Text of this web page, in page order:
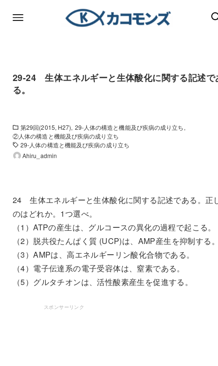
29-24 生体エネルギーと生体酸化に関する記述で
る。
第29回(2015, H27) 29-人体の構造と機能及び疾病の成り立ち
②人体の構造と機能及び疾病の成り立ち
29-人体の構造と機能及び疾病の成り立ち
Ahiru_admin
24 生体エネルギーと生体酸化に関する記述である。正
のはどれか。1つ選べ。
（1）ATPの産生は、グルコースの異化の過程で起こる。
（2）脱共役たんぱく質 (UCP)は、AMP産生を抑制する
（3）AMPは、高エネルギーリン酸化合物である。
（4）電子伝達系の電子受容体は、窒素である。
（5）グルタチオンは、活性酸素産生を促進する。
スポンサーリンク